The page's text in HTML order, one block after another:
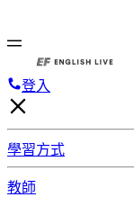
登入
學習方式
教師